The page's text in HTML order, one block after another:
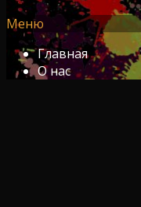
Меню
Главная
О нас